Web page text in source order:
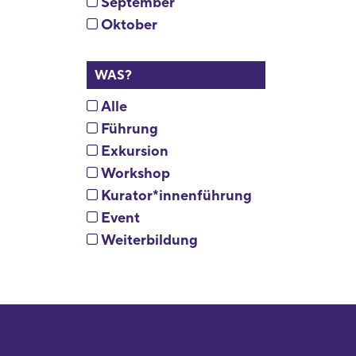
Oktober
WAS?
Alle
Führung
Exkursion
Workshop
Kurator*innenführung
Event
Weiterbildung